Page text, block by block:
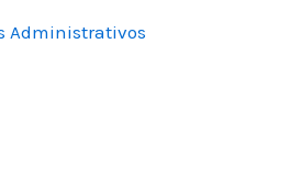
Administrativos